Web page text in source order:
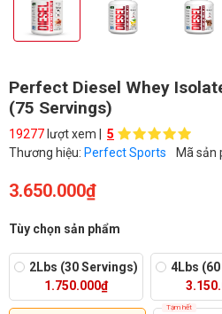
Perfect Diesel Whey
(75 Servings)
19277 lượt xem |
5
Thương hiệu: Perfect Sports Mã sản
3.650.000₫
Tùy chọn sản phẩm
2Lbs (30 Servings)
1.750.000₫
4Lbs
Tạm hết